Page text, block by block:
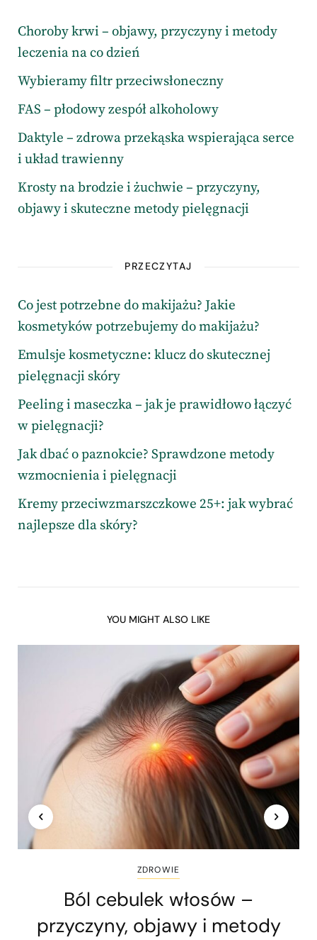
Choroby krwi – objawy, przyczyny i metody
leczenia na co dzień
Wybieramy filtr przeciwsłoneczny
FAS – płodowy zespół alkoholowy
Daktyle – zdrowa przekąska wspierająca serce
i układ trawienny
Krosty na brodzie i żuchwie – przyczyny,
objawy i skuteczne metody pielęgnacji
PRZECZYTAJ
Co jest potrzebne do makijażu? Jakie
kosmetyków potrzebujemy do makijażu?
Emulsje kosmetyczne: klucz do skutecznej
pielęgnacji skóry
Peeling i maseczka – jak je prawidłowo łączyć
w pielęgnacji?
Jak dbać o paznokcie? Sprawdzone metody
wzmocnienia i pielęgnacji
Kremy przeciwzmarszczkowe 25+: jak wybrać
najlepsze dla skóry?
YOU MIGHT ALSO LIKE
ZDROWIE
Ból cebulek włosów –
przyczyny, objawy i metody